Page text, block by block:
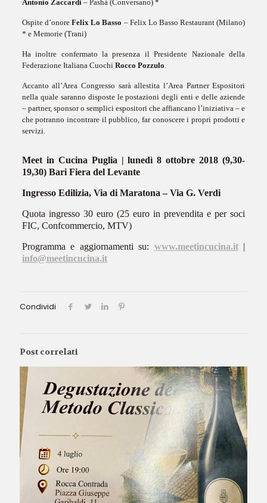
Antonio Zaccardi – Pashà (Conversano) *
Ospite d’onoreFelix Lo Basso – Felix Lo Basso Restaurant (Milano)
* e Memorie (Trani)
Ha inoltre confermato la presenza il Presidente Nazionale della
Federazione Italiana Cuochi Rocco Pozzulo.
Accanto all’Area Congresso sarà allestita l’Area Partner Espositori
nella quale saranno disposte le postazioni degli enti e delle aziende
– partner, sponsor o semplici espositori che affiancano l’iniziativa – e
che potranno incontrare il pubblico, far conoscere i propri prodotti e
servizi.
Meet in Cucina Puglia | lunedì 8 ottobre 2018 (9,30-
19,30) Bari Fiera del Levante
Ingresso Edilizia, Via di Maratona – Via G. Verdi
Quota ingresso 30 euro (25 euro in prevendita e per soci
FIC, Confcommercio, MTV)
Programma e aggiornamenti su: www.meetincucina.it|
info@meetincucina.it
Condividi
Post correlati